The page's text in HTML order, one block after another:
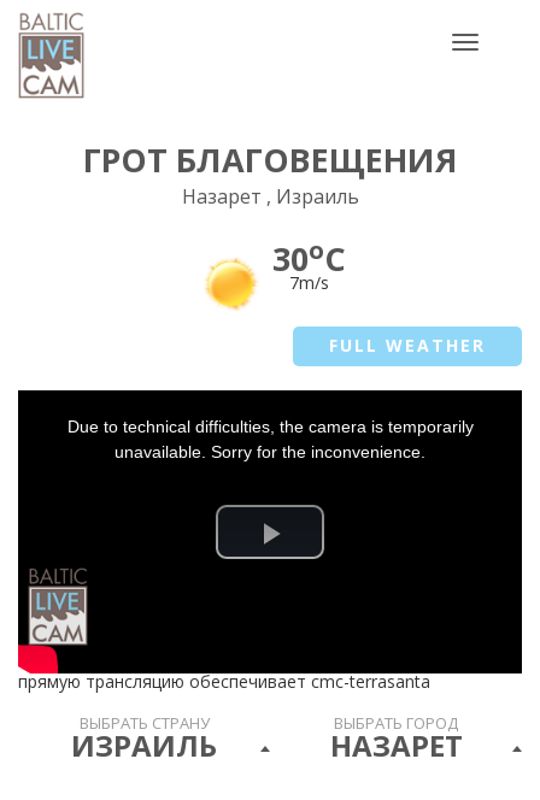
Toggle
ГРОТ БЛАГОВЕЩЕНИЯ
Назарет , Израиль
30oC
7m/s
FULL WEATHER
Play
Due to technical difficulties, the camera is temporarily
unavailable. Sorry for the inconvenience.
прямую трансляцию обеспечивает cmc-terrasanta
ВЫБРАТЬ СТРАНУ
ИЗРАИЛЬ
ВЫБРАТЬ ГОРОД
НАЗАРЕТ